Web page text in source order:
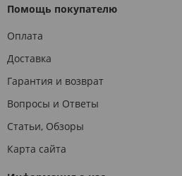
Помощь покупателю
Оплата
Доставка
Гарантия и возврат
Вопросы и Ответы
Статьи, Обзоры
Карта сайта